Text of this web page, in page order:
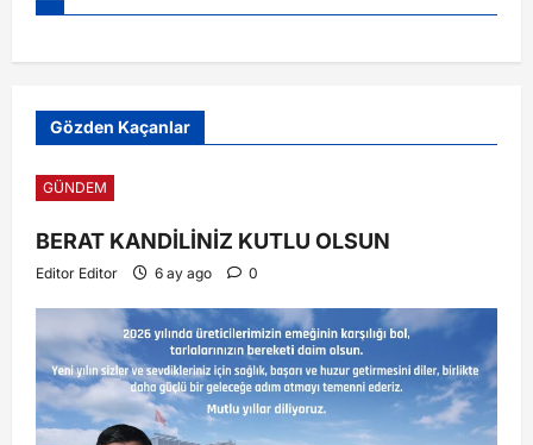
Gözden Kaçanlar
GÜNDEM
BERAT KANDİLİNİZ KUTLU OLSUN
Editor Editor 6 ay ago 0